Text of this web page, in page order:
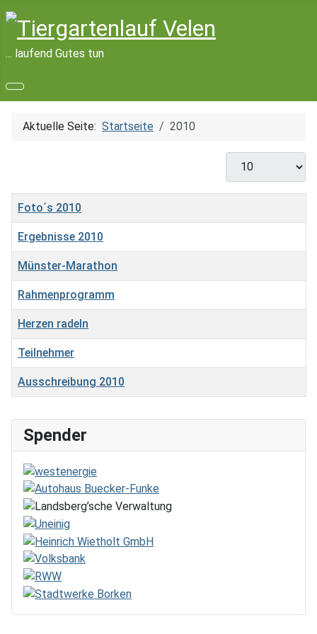
... laufend Gutes tun
Aktuelle Seite: Startseite 2010
Anzeige #
Titel
Foto´s 2010
Ergebnisse 2010
Münster-Marathon
Rahmenprogramm
Herzen radeln
Teilnehmer
Ausschreibung 2010
Spender